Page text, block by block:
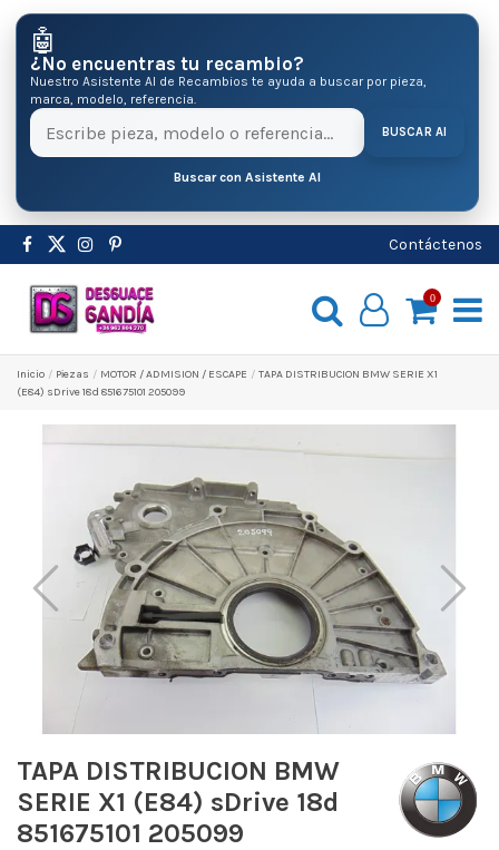
🤖
¿No encuentras tu recambio?
Nuestro Asistente AI de Recambios te ayuda a buscar por pieza,
marca, modelo, referencia.
BUSCAR AI
Buscar con Asistente AI
Contáctenos
0
Inicio Pіezas MOTOR / ADMISION / ESCAPE
TAPA DISTRIBUCION BMW SERIE X1
(E84) sDrive 18d 851675101 205099
TAPA DISTRIBUCION BMW
SERIE X1 (E84) sDrive 18d
851675101 205099